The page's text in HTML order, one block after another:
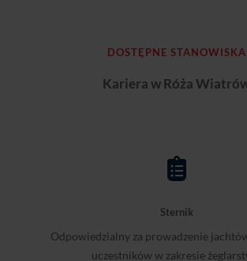
DOSTĘPNE STANOWISKA
Kariera w Róża

Sternik
Odpowiedzialny za prowadzenie
uczestników w zakresie